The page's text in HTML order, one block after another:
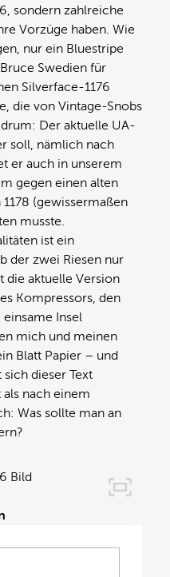
sondern zahlreiche
Vorzüge haben. Wie
nur ein Bluestripe
Swedien für
Silverface-1176
die von Vintage-Snobs
drum: Der aktuelle UA-
soll, nämlich nach
er auch in unserem
gegen einen alten
(gewissermaßen
musste.
ist ein
der zwei Riesen nur
die aktuelle Version
Kompressors, den
Insel
mich und meinen
Blatt Papier – und
dieser Text
nach einem
Was sollte man an